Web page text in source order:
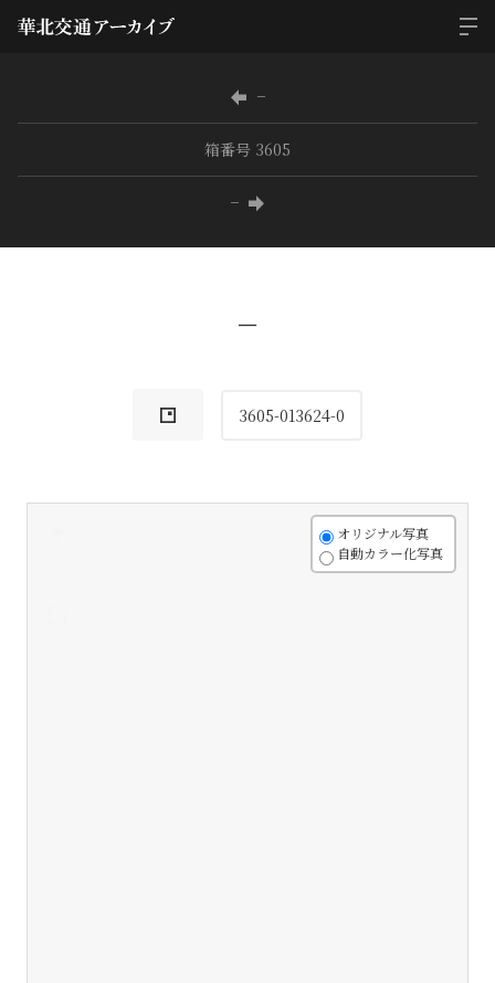
−
箱番号 3605
−
−
3605-013624-0
オリジナル写真
自動カラー化写真